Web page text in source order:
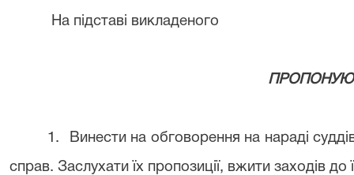
На підставі викладеного
1. Винести на обговорення на нараді
справ. Заслухати їх пропозиції, вжити заходів до